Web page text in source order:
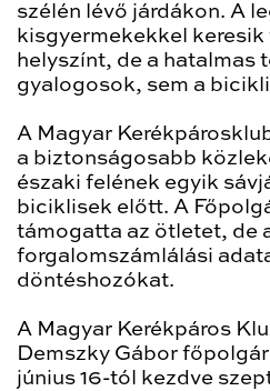
szélén lévő járdákon. A
kisgyermekekkel
helyszínt, de a hatalmas
gyalogosok, sem a
A Magyar
a biztonságosabb
északi felének egyik
biciklisek előtt. A
támogatta az ötletet, de
forgalomszámlálási
döntéshozókat.
A Magyar Kerékpáros
Demszky Gábor
június 16-tól kezdve